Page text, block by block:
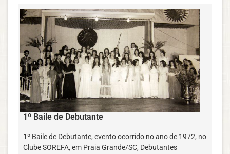
1º Baile de Debutante
1º Baile de Debutante, evento ocorrido no ano de 1972, no
Clube SOREFA, em Praia Grande/SC, Debutantes